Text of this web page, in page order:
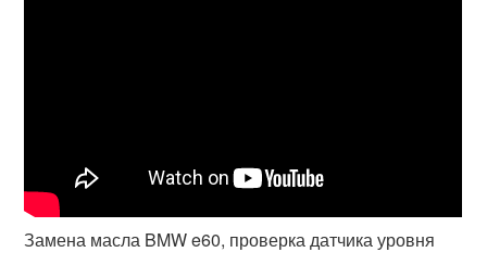
Замена масла BMW e60, проверка датчика уровня